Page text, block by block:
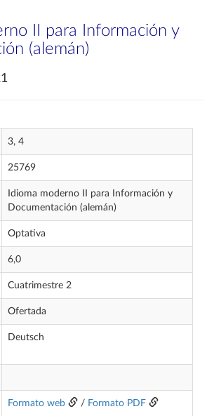
II para Información y
(alemán)
3, 4
25769
Idioma moderno II para Información y
Documentación (alemán)
Optativa
6,0
Cuatrimestre 2
Ofertada
Deutsch
Formato web / Formato PDF